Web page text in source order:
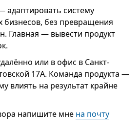
систему
бизнесов, без превращения
Главная — вывести продукт
или в офис в Санкт-
17А. Команда продукта —
влиять на результат крайне
напишите мне на почту